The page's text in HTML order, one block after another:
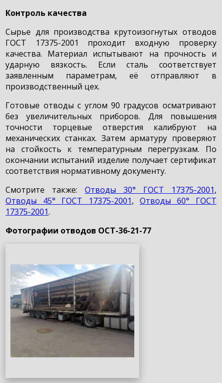
Контроль качества
Сырье для производства крутоизогнутых отводов
ГОСТ 17375-2001 проходит входную проверку
качества. Материал испытывают на прочность и
ударную вязкость. Если сталь соответствует
заявленным параметрам, её отправляют в
производственный цех.
Готовые отводы с углом 90 градусов осматривают
без увеличительных приборов. Для повышения
точности торцевые отверстия калибруют на
механических станках. Затем арматуру проверяют
на стойкость к температурным перегрузкам. По
окончании испытаний изделие получает сертификат
соответствия нормативному документу.
Смотрите также:Отводы 30° ГОСТ 17375-2001,
Отводы 45° ГОСТ 17375-2001, Отводы 60° ГОСТ
17375-2001.
Фотографии отводов ОСТ-36-21-77